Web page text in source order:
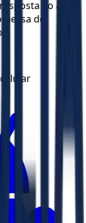
ao amor
de